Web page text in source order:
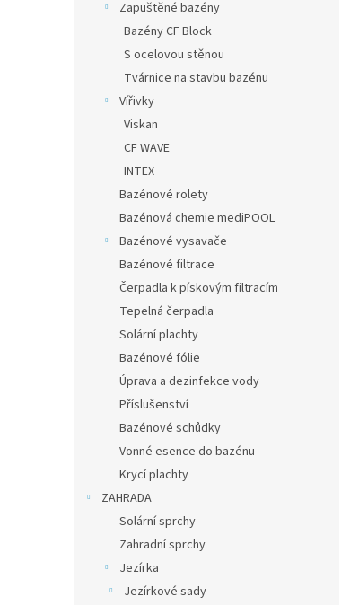
Zapuštěné bazény
Bazény CF Block
S ocelovou stěnou
Tvárnice na stavbu bazénu
Vířivky
Viskan
CF WAVE
INTEX
Bazénové rolety
Bazénová chemie mediPOOL
Bazénové vysavače
Bazénové filtrace
Čerpadla k pískovým filtracím
Tepelná čerpadla
Solární plachty
Bazénové fólie
Úprava a dezinfekce vody
Příslušenství
Bazénové schůdky
Vonné esence do bazénu
Krycí plachty
ZAHRADA
Solární sprchy
Zahradní sprchy
Jezírka
Jezírkové sady